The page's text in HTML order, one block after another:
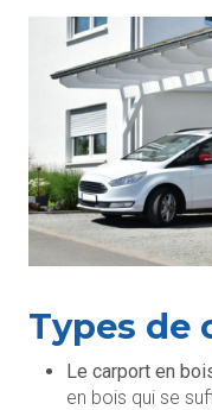
Types de
Le carport en
en bois qui se